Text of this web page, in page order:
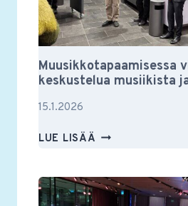
Muusikkotapaamisessa
keskustelua musiikista
15.1.2026
LUE LISÄÄ
MUSIIKISTA